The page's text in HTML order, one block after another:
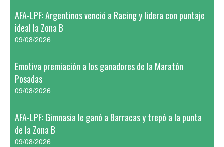
AFA-LPF: Argentinos venció a Racing y lidera con puntaje
ideal la Zona B
09/08/2026
Emotiva premiación a los ganadores de la Maratón
Posadas
09/08/2026
AFA-LPF: Gimnasia le ganó a Barracas y trepó a la punta
de la Zona B
09/08/2026